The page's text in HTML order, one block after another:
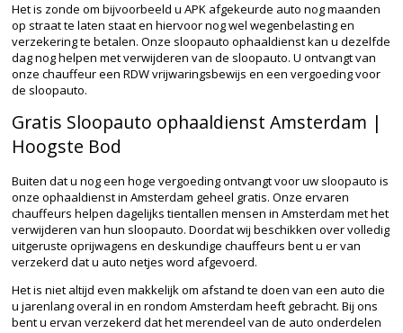
Het is zonde om bijvoorbeeld u APK afgekeurde auto nog maanden
op straat te laten staat en hiervoor nog wel wegenbelasting en
verzekering te betalen. Onze sloopauto ophaaldienst kan u dezelfde
dag nog helpen met verwijderen van de sloopauto. U ontvangt van
onze chauffeur een RDW vrijwaringsbewijs en een vergoeding voor
de sloopauto.
Gratis Sloopauto ophaaldienst Amsterdam |
Hoogste Bod
Buiten dat u nog een hoge vergoeding ontvangt voor uw sloopauto is
onze ophaaldienst in Amsterdam geheel gratis. Onze ervaren
chauffeurs helpen dagelijks tientallen mensen in Amsterdam met het
verwijderen van hun sloopauto. Doordat wij beschikken over volledig
uitgeruste oprijwagens en deskundige chauffeurs bent u er van
verzekerd dat u auto netjes word afgevoerd.
Het is niet altijd even makkelijk om afstand te doen van een auto die
u jarenlang overal in en rondom Amsterdam heeft gebracht. Bij ons
bent u ervan verzekerd dat het merendeel van de auto onderdelen